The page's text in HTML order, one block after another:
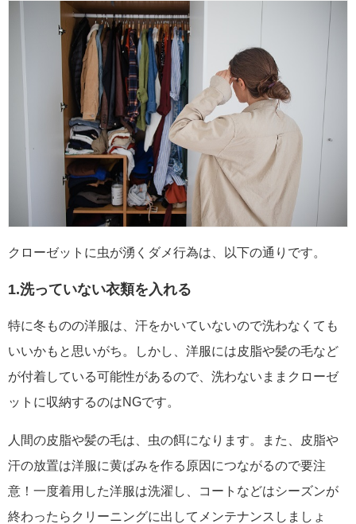
クローゼットに虫が湧くダメ行為は、以下の通りです。
1.洗っていない衣類を入れる
特に冬ものの洋服は、汗をかいていないので洗わなくても
いいかもと思いがち。しかし、洋服には皮脂や髪の毛など
が付着している可能性があるので、洗わないままクローゼ
ットに収納するのはNGです。
人間の皮脂や髪の毛は、虫の餌になります。また、皮脂や
汗の放置は洋服に黄ばみを作る原因につながるので要注
意！一度着用した洋服は洗濯し、コートなどはシーズンが
終わったらクリーニングに出してメンテナンスしましょ